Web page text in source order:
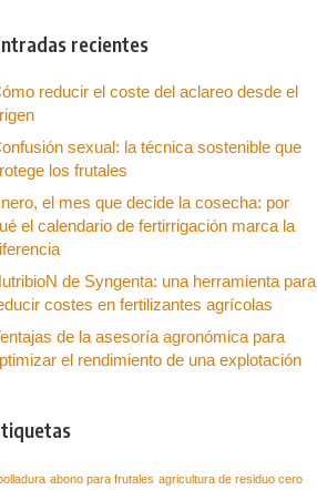
recientes
reducir el coste del aclareo desde el
sexual: la técnica sostenible que
los frutales
el mes que decide la cosecha: por
el calendario de fertirrigación marca la
de Syngenta: una herramienta para
costes en fertilizantes agrícolas
de la asesoría agronómica para
el rendimiento de una explotación
abono para frutales agricultura de residuo cero